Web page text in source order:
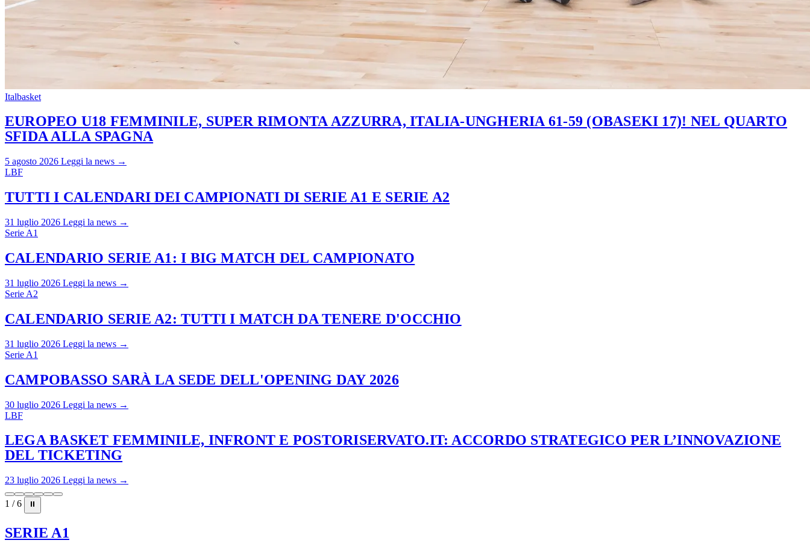
Italbasket
EUROPEO U18 FEMMINILE, SUPER RIMONTA AZZURRA, ITALIA-UNGHERIA 61-59 (OBASEKI 17)! NEL QUARTO
SFIDA ALLA SPAGNA
5 agosto 2026 Leggi la news →
LBF
TUTTI I CALENDARI DEI CAMPIONATI DI SERIE A1 E SERIE A2
31 luglio 2026 Leggi la news →
Serie A1
CALENDARIO SERIE A1: I BIG MATCH DEL CAMPIONATO
31 luglio 2026 Leggi la news →
Serie A2
CALENDARIO SERIE A2: TUTTI I MATCH DA TENERE D'OCCHIO
31 luglio 2026 Leggi la news →
Serie A1
CAMPOBASSO SARÀ LA SEDE DELL'OPENING DAY 2026
30 luglio 2026 Leggi la news →
LBF
LEGA BASKET FEMMINILE, INFRONT E POSTORISERVATO.IT: ACCORDO STRATEGICO PER L’INNOVAZIONE
DEL TICKETING
23 luglio 2026 Leggi la news →
1 / 6 ⏸
SERIE A1